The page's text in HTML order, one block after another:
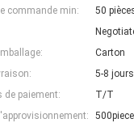
commande min:
50
Carton
5-8
de paiement:
T/T